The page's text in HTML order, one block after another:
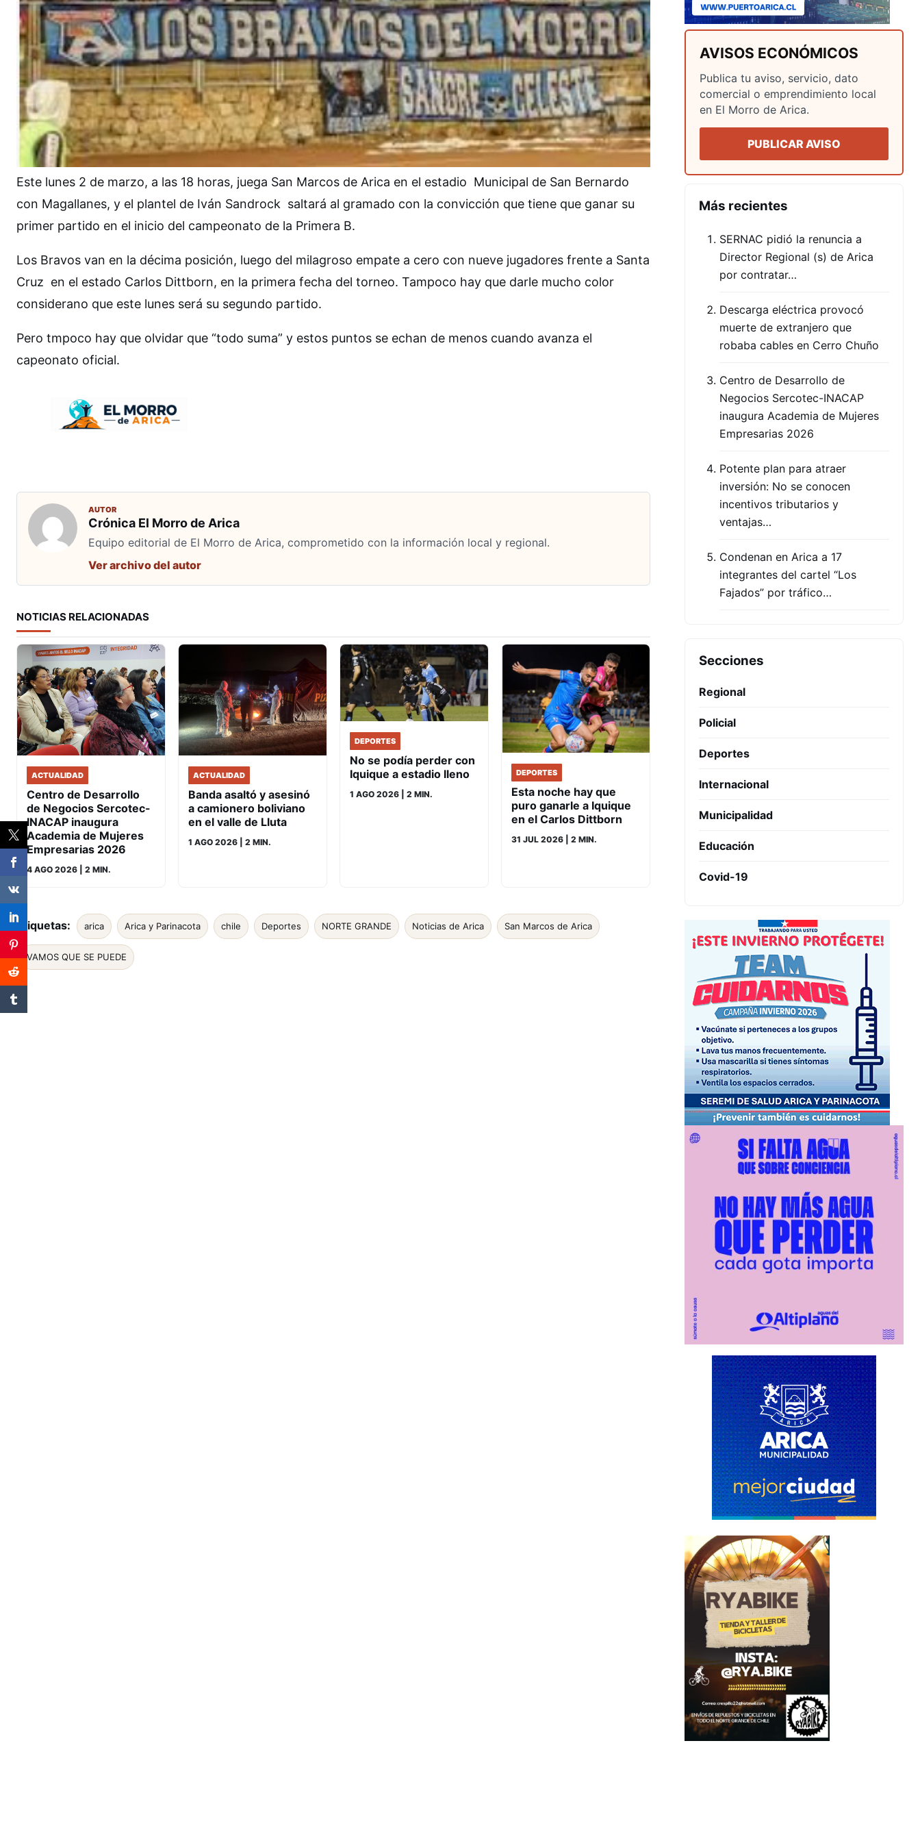
Este lunes 2 de marzo, a las 18 horas, juega San Marcos de Arica en el estadio Municipal de San Bernardo
con Magallanes, y el plantel de Iván Sandrock saltará al gramado con la convicción que tiene que ganar su
primer partido en el inicio del campeonato de la Primera B.
Los Bravos van en la décima posición, luego del milagroso empate a cero con nueve jugadores frente a Santa
Cruz en el estado Carlos Dittborn, en la primera fecha del torneo. Tampoco hay que darle mucho color
considerano que este lunes será su segundo partido.
Pero tmpoco hay que olvidar que “todo suma” y estos puntos se echan de menos cuando avanza el
capeonato oficial.
AUTOR
Crónica El Morro de Arica
Equipo editorial de El Morro de Arica, comprometido con la información local y regional.
Ver archivo del autor
NOTICIAS RELACIONADAS
ACTUALIDAD
Centro de Desarrollo
de Negocios Sercotec-
INACAP inaugura
Academia de Mujeres
Empresarias 2026
4 AGO 2026 | 2 MIN.
ACTUALIDAD
Banda asaltó y asesinó
a camionero boliviano
en el valle de Lluta
1 AGO 2026 | 2 MIN.
DEPORTES
No se podía perder con
Iquique a estadio lleno
1 AGO 2026 | 2 MIN.
DEPORTES
Esta noche hay que
puro ganarle a Iquique
en el Carlos Dittborn
31 JUL 2026 | 2 MIN.
Etiquetas: arica Arica y Parinacota chile Deportes NORTE GRANDE Noticias de Arica San Marcos de Arica
VAMOS QUE SE PUEDE
AVISOS ECONÓMICOS
Publica tu aviso, servicio, dato
comercial o emprendimiento local
en El Morro de Arica.
PUBLICAR AVISO
Más recientes
SERNAC pidió la renuncia a
Director Regional (s) de Arica
por contratar…
Descarga eléctrica provocó
muerte de extranjero que
robaba cables en Cerro Chuño
Centro de Desarrollo de
Negocios Sercotec-INACAP
inaugura Academia de Mujeres
Empresarias 2026
Potente plan para atraer
inversión: No se conocen
incentivos tributarios y
ventajas…
Condenan en Arica a 17
integrantes del cartel “Los
Fajados” por tráfico…
Secciones
Regional
Policial
Deportes
Internacional
Municipalidad
Educación
Covid-19